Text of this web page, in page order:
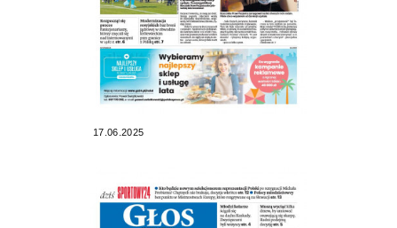
17.06.2025